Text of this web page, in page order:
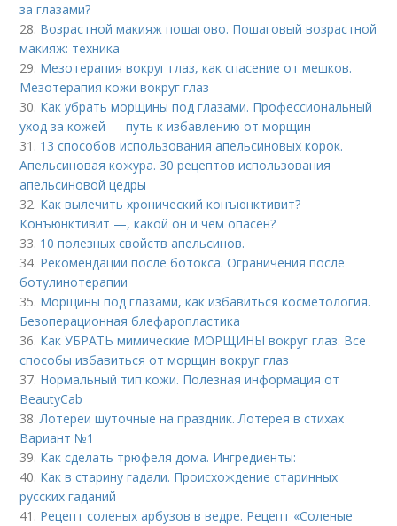
за глазами?
28. Возрастной макияж пошагово. Пошаговый возрастной
макияж: техника
29. Мезотерапия вокруг глаз, как спасение от мешков.
Мезотерапия кожи вокруг глаз
30. Как убрать морщины под глазами. Профессиональный
уход за кожей — путь к избавлению от морщин
31. 13 способов использования апельсиновых корок.
Апельсиновая кожура. 30 рецептов использования
апельсиновой цедры
32. Как вылечить хронический конъюнктивит?
Конъюнктивит —, какой он и чем опасен?
33. 10 полезных свойств апельсинов.
34. Рекомендации после ботокса. Ограничения после
ботулинотерапии
35. Морщины под глазами, как избавиться косметология.
Безоперационная блефаропластика
36. Как УБРАТЬ мимические МОРЩИНЫ вокруг глаз. Все
способы избавиться от морщин вокруг глаз
37. Нормальный тип кожи. Полезная информация от
BeautyCab
38.Лотереи шуточные на праздник. Лотерея в стихах
Вариант №1
39. Как сделать трюфеля дома. Ингредиенты:
40. Как в старину гадали. Происхождение старинных
русских гаданий
41. Рецепт соленых арбузов в ведре. Рецепт «Соленые